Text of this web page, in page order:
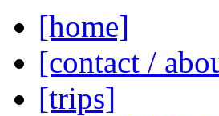
[home]
[contact /
[trips]